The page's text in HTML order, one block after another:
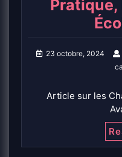
23 octobre, 2024
Article sur les